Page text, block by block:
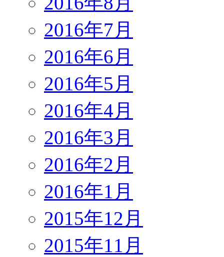
2016年7月
2016年6月
2016年5月
2016年4月
2016年3月
2016年2月
2016年1月
2015年12月
2015年11月